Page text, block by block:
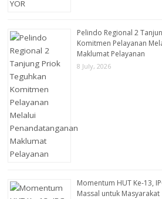
Pelindo Regional 2
Komitmen Pelayanan
Maklumat Pelayanan
8 July, 2026
Momentum HUT Ke-13,
Massal untuk Masyarakat